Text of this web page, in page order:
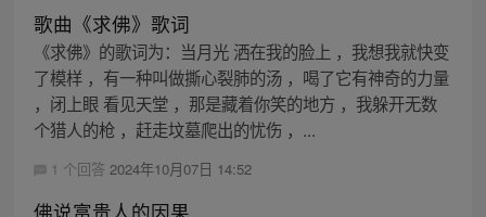
歌曲《求佛》歌词
《求佛》的歌词为：当月光 洒在我的脸上 ，我想我就快变
了模样 ，有一种叫做撕心裂肺的汤 ，喝了它有神奇的力量
，闭上眼 看见天堂 ，那是藏着你笑的地方 ，我躲开无数
个猎人的枪 ，赶走坟墓爬出的忧伤 ，...
1 个回答 2024年10月07日 14:52
佛说富贵人的因果